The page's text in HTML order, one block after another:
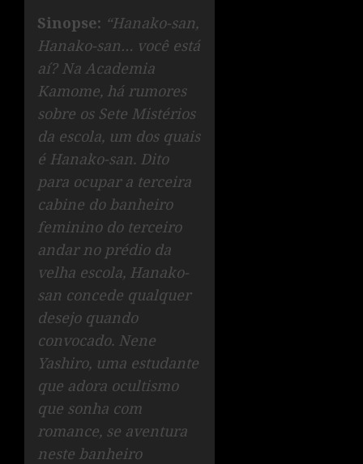
Sinopse: “Hanako-san,
Hanako-san… você está
aí? Na Academia
Kamome, há rumores
sobre os Sete Mistérios
da escola, um dos quais
é Hanako-san. Dito
para ocupar a terceira
cabine do banheiro
feminino do terceiro
andar no prédio da
velha escola, Hanako-
san concede qualquer
desejo quando
convocado. Nene
Yashiro, uma estudante
que adora ocultismo
que sonha com
romance, se aventura
neste banheiro